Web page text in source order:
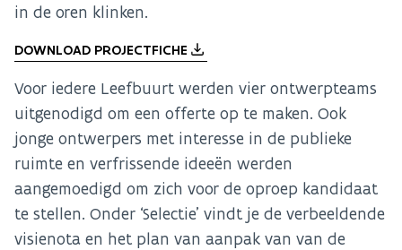
in de oren klinken.
DOWNLOAD PROJECTFICHE
Voor iedere Leefbuurt werden vier ontwerpteams
uitgenodigd om een offerte op te maken. Ook
jonge ontwerpers met interesse in de publieke
ruimte en verfrissende ideeën werden
aangemoedigd om zich voor de oproep kandidaat
te stellen. Onder ‘Selectie’ vindt je de verbeeldende
visienota en het plan van aanpak van van de